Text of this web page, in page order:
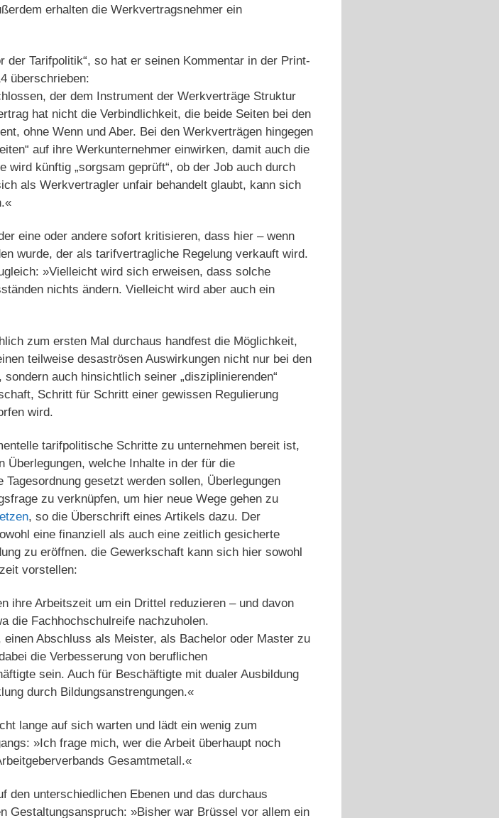
erhalten die Werkvertragsnehmer ein
der Tarifpolitik“, so hat er seinen Kommentar in der Print-
überschrieben:
der dem Instrument der Werkverträge Struktur
hat nicht die Verbindlichkeit, die beide Seiten bei den
ohne Wenn und Aber. Bei den Werkverträgen hingegen
auf ihre Werkunternehmer einwirken, damit auch die
wird künftig „sorgsam geprüft“, ob der Job auch durch
als Werkvertragler unfair behandelt glaubt, kann sich
eine oder andere sofort kritisieren, dass hier – wenn
wurde, der als tarifvertragliche Regelung verkauft wird.
»Vielleicht wird sich erweisen, dass solche
nichts ändern. Vielleicht wird aber auch ein
zum ersten Mal durchaus handfest die Möglichkeit,
teilweise desaströsen Auswirkungen nicht nur bei den
auch hinsichtlich seiner „disziplinierenden“
Schritt für Schritt einer gewissen Regulierung
wird.
tarifpolitische Schritte zu unternehmen bereit ist,
Überlegungen, welche Inhalte in der für die
gesetzt werden sollen, Überlegungen
zu verknüpfen, um hier neue Wege gehen zu
, so die Überschrift eines Artikels dazu. Der
eine finanziell als auch eine zeitlich gesicherte
zu eröffnen. die Gewerkschaft kann sich hier sowohl
vorstellen:
ihre Arbeitszeit um ein Drittel reduzieren – und davon
die Fachhochschulreife nachzuholen.
Abschluss als Meister, als Bachelor oder Master zu
die Verbesserung von beruflichen
sein. Auch für Beschäftigte mit dualer Ausbildung
durch Bildungsanstrengungen.«
lange auf sich warten und lädt ein wenig zum
»Ich frage mich, wer die Arbeit überhaupt noch
Gesamtmetall.«
den unterschiedlichen Ebenen und das durchaus
Gestaltungsanspruch: »Bisher war Brüssel vor allem ein